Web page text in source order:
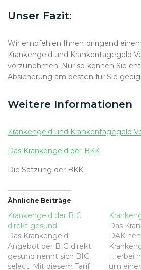
Unser Fazit:
Wir empfehlen Ihnen dringend
Krankengeld und Krankentagegeld
vorzunehmen. Nur so können Sie
Absicherung am besten für Sie
Weitere Informationen
Krankengeld und Krankentagegeld
Das Krankengeld der BKK
Die Satzung der BKK
Ähnliche Beiträge
Krankengeld der BIG
direkt gesund
Das Krankengeld
Angebot der BIG direkt
gesund nennt sich BIG
select. Mit diesem Tarif
Das
DAK
Hierbei
um